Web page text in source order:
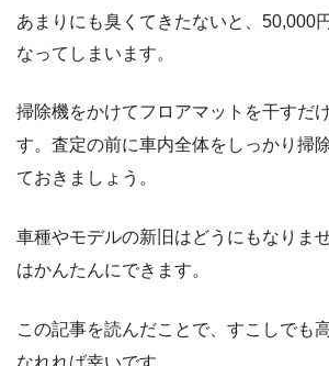
あまりにも臭くてきたないと、50,000
なってしまいます。
掃除機をかけてフロアマットを干すだ
す。査定の前に車内全体をしっかり掃
ておきましょう。
車種やモデルの新旧はどうにもなりま
はかんたんにできます。
この記事を読んだことで、すこしでも